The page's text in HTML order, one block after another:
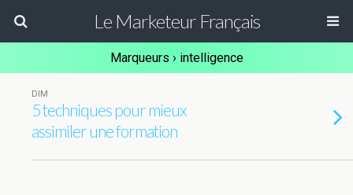
Le Marketeur Français
Marqueurs › intelligence
DIM
5 techniques pour mieux
assimiler une formation